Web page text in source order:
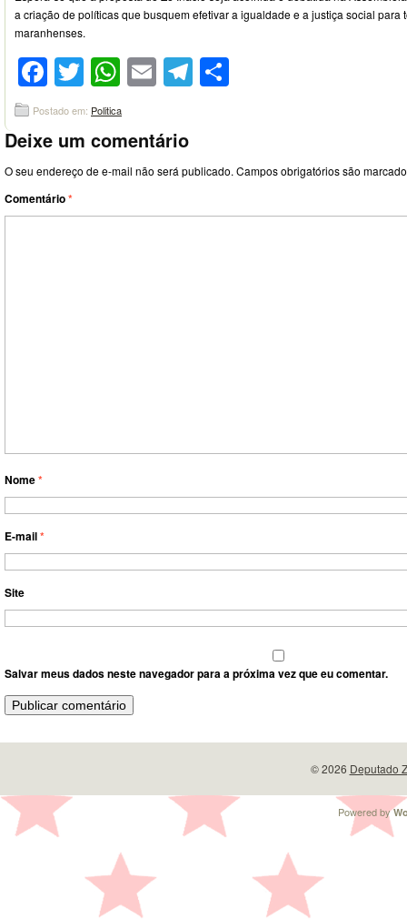
a criação de políticas que busquem efetivar a igualdade e a justiça social para
maranhenses.
Facebook
Twitter
WhatsApp
EmailTelegram
Postado em: Politica
Deixe um comentário
O seu endereço de e-mail não será publicado. Campos obrigatórios são
Comentário*
Nome*
E-mail*
Site
Salvar meus dados neste navegador para a próxima vez que eu comentar.
© 2026 Deputado
Powered by